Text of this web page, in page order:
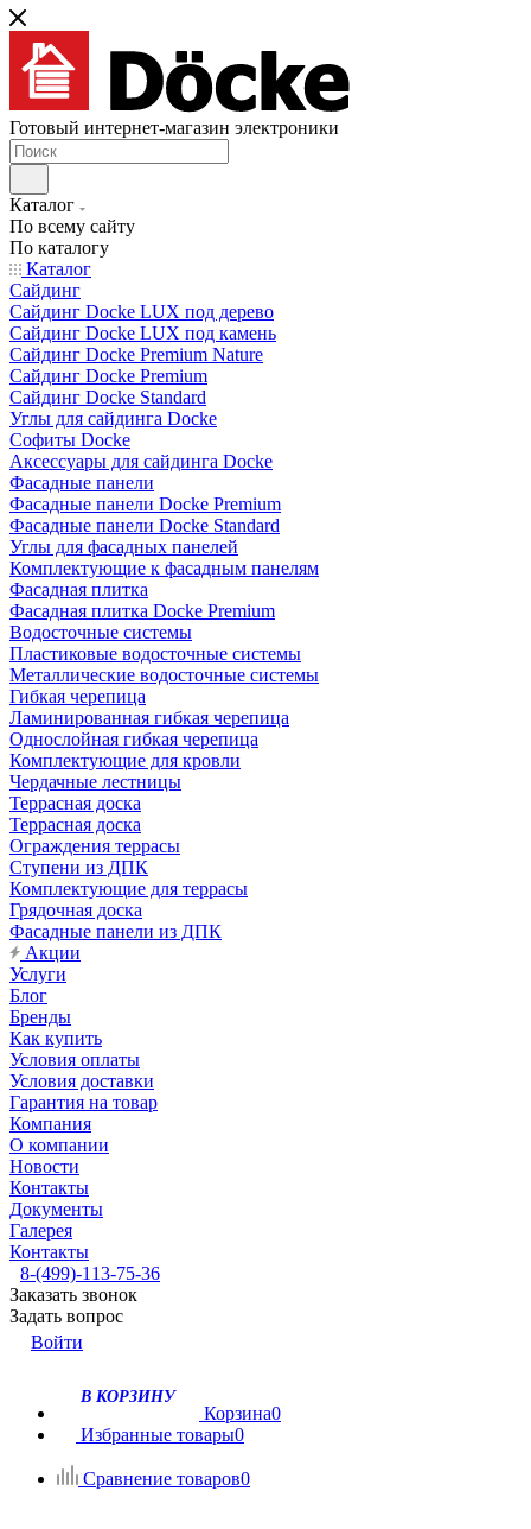
Готовый интернет-магазин электроники
Каталог
По всему сайту
По каталогу
Каталог
Сайдинг
Сайдинг Docke LUX под дерево
Сайдинг Docke LUX под камень
Сайдинг Docke Premium Nature
Сайдинг Docke Premium
Сайдинг Docke Standard
Углы для сайдинга Docke
Софиты Docke
Аксессуары для сайдинга Docke
Фасадные панели
Фасадные панели Docke Premium
Фасадные панели Docke Standard
Углы для фасадных панелей
Комплектующие к фасадным панелям
Фасадная плитка
Фасадная плитка Docke Premium
Водосточные системы
Пластиковые водосточные системы
Металлические водосточные системы
Гибкая черепица
Ламинированная гибкая черепица
Однослойная гибкая черепица
Комплектующие для кровли
Чердачные лестницы
Террасная доска
Террасная доска
Ограждения террасы
Ступени из ДПК
Комплектующие для террасы
Грядочная доска
Фасадные панели из ДПК
Акции
Услуги
Блог
Бренды
Как купить
Условия оплаты
Условия доставки
Гарантия на товар
Компания
О компании
Новости
Контакты
Документы
Галерея
Контакты
8-(499)-113-75-36
Заказать звонок
Задать вопрос
Войти
В КОРЗИНУ
Корзина0
Избранные товары0
Сравнение товаров0